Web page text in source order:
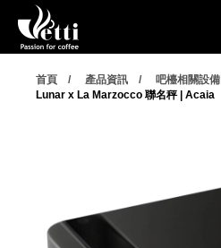
首頁 產品資訊 吧檯相關設備
Lunar x La Marzocco 聯名秤 | Acaia